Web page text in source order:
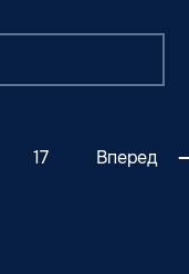
17 Вперед